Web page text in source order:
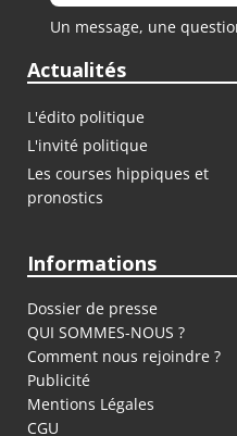
Un message, une
Actualités
L'édito politique
L'invité politique
Les courses hippiques et
pronostics
Informations
Dossier de presse
QUI SOMMES-NOUS ?
Comment nous rejoindre ?
Publicité
Mentions Légales
CGU